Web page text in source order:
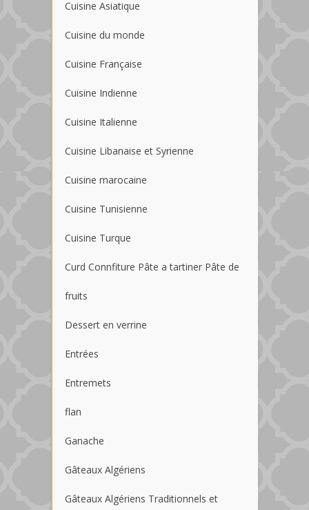
Cuisine Asiatique
Cuisine du monde
Cuisine Française
Cuisine Indienne
Cuisine Italienne
Cuisine Libanaise et Syrienne
Cuisine marocaine
Cuisine Tunisienne
Cuisine Turque
Curd Connfiture Pâte a tartiner Pâte de
fruits
Dessert en verrine
Entrées
Entremets
flan
Ganache
Gâteaux Algériens
Gâteaux Algériens Traditionnels et